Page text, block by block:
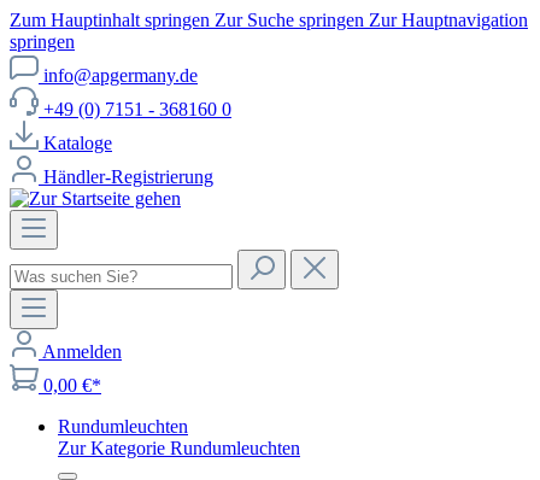
Zum Hauptinhalt springen Zur Suche springen Zur Hauptnavigation
springen
info@apgermany.de
+49 (0) 7151 - 368160 0
Kataloge
Händler-Registrierung
Anmelden
0,00 €*
Rundumleuchten
Zur Kategorie Rundumleuchten